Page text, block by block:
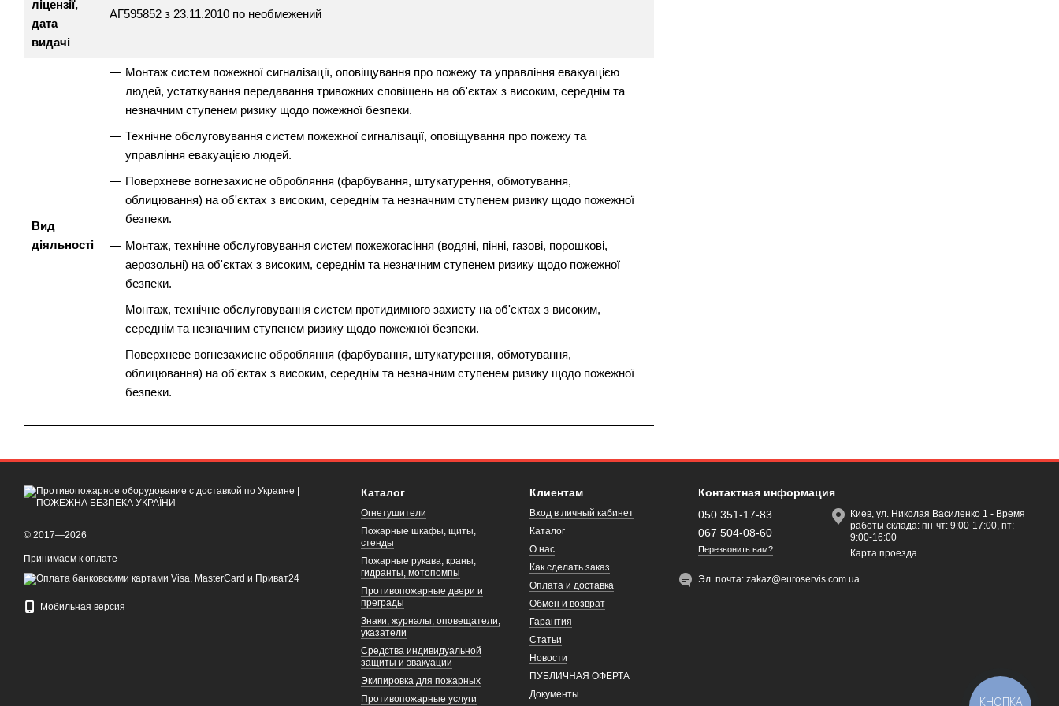
ліцензії,
дата
видачі
АГ595852 з 23.11.2010 по необмежений
Вид
діяльності
Монтаж систем пожежної сигналізації, оповіщування про пожежу та управління евакуацією
людей, устаткування передавання тривожних сповіщень на об'єктах з високим, середнім та
незначним ступенем ризику щодо пожежної безпеки.
Технічне обслуговування систем пожежної сигналізації, оповіщування про пожежу та
управління евакуацією людей.
Поверхневе вогнезахисне обробляння (фарбування, штукатурення, обмотування,
облицювання) на об'єктах з високим, середнім та незначним ступенем ризику щодо пожежної
безпеки.
Монтаж, технічне обслуговування систем пожежогасіння (водяні, пінні, газові, порошкові,
аерозольні) на об'єктах з високим, середнім та незначним ступенем ризику щодо пожежної
безпеки.
Монтаж, технічне обслуговування систем протидимного захисту на об'єктах з високим,
середнім та незначним ступенем ризику щодо пожежної безпеки.
Поверхневе вогнезахисне обробляння (фарбування, штукатурення, обмотування,
облицювання) на об'єктах з високим, середнім та незначним ступенем ризику щодо пожежної
безпеки.
© 2017—2026
Принимаем к оплате
Мобильная версия
Каталог
Огнетушители
Пожарные шкафы, щиты,
стенды
Пожарные рукава, краны,
гидранты, мотопомпы
Противопожарные двери и
преграды
Знаки, журналы, оповещатели,
указатели
Средства индивидуальной
защиты и эвакуации
Экипировка для пожарных
Противопожарные услуги
Клиентам
Вход в личный кабинет
Каталог
О нас
Как сделать заказ
Оплата и доставка
Обмен и возврат
Гарантия
Статьи
Новости
ПУБЛИЧНАЯ ОФЕРТА
Документы
Контактная информация
050 351-17-83
067 504-08-60
Перезвонить вам?
Киев, ул. Николая Василенко 1 - Время
работы склада: пн-чт: 9:00-17:00, пт:
9:00-16:00
Карта проезда
Эл. почта:zakaz@euroservis.com.ua
КНОПКА